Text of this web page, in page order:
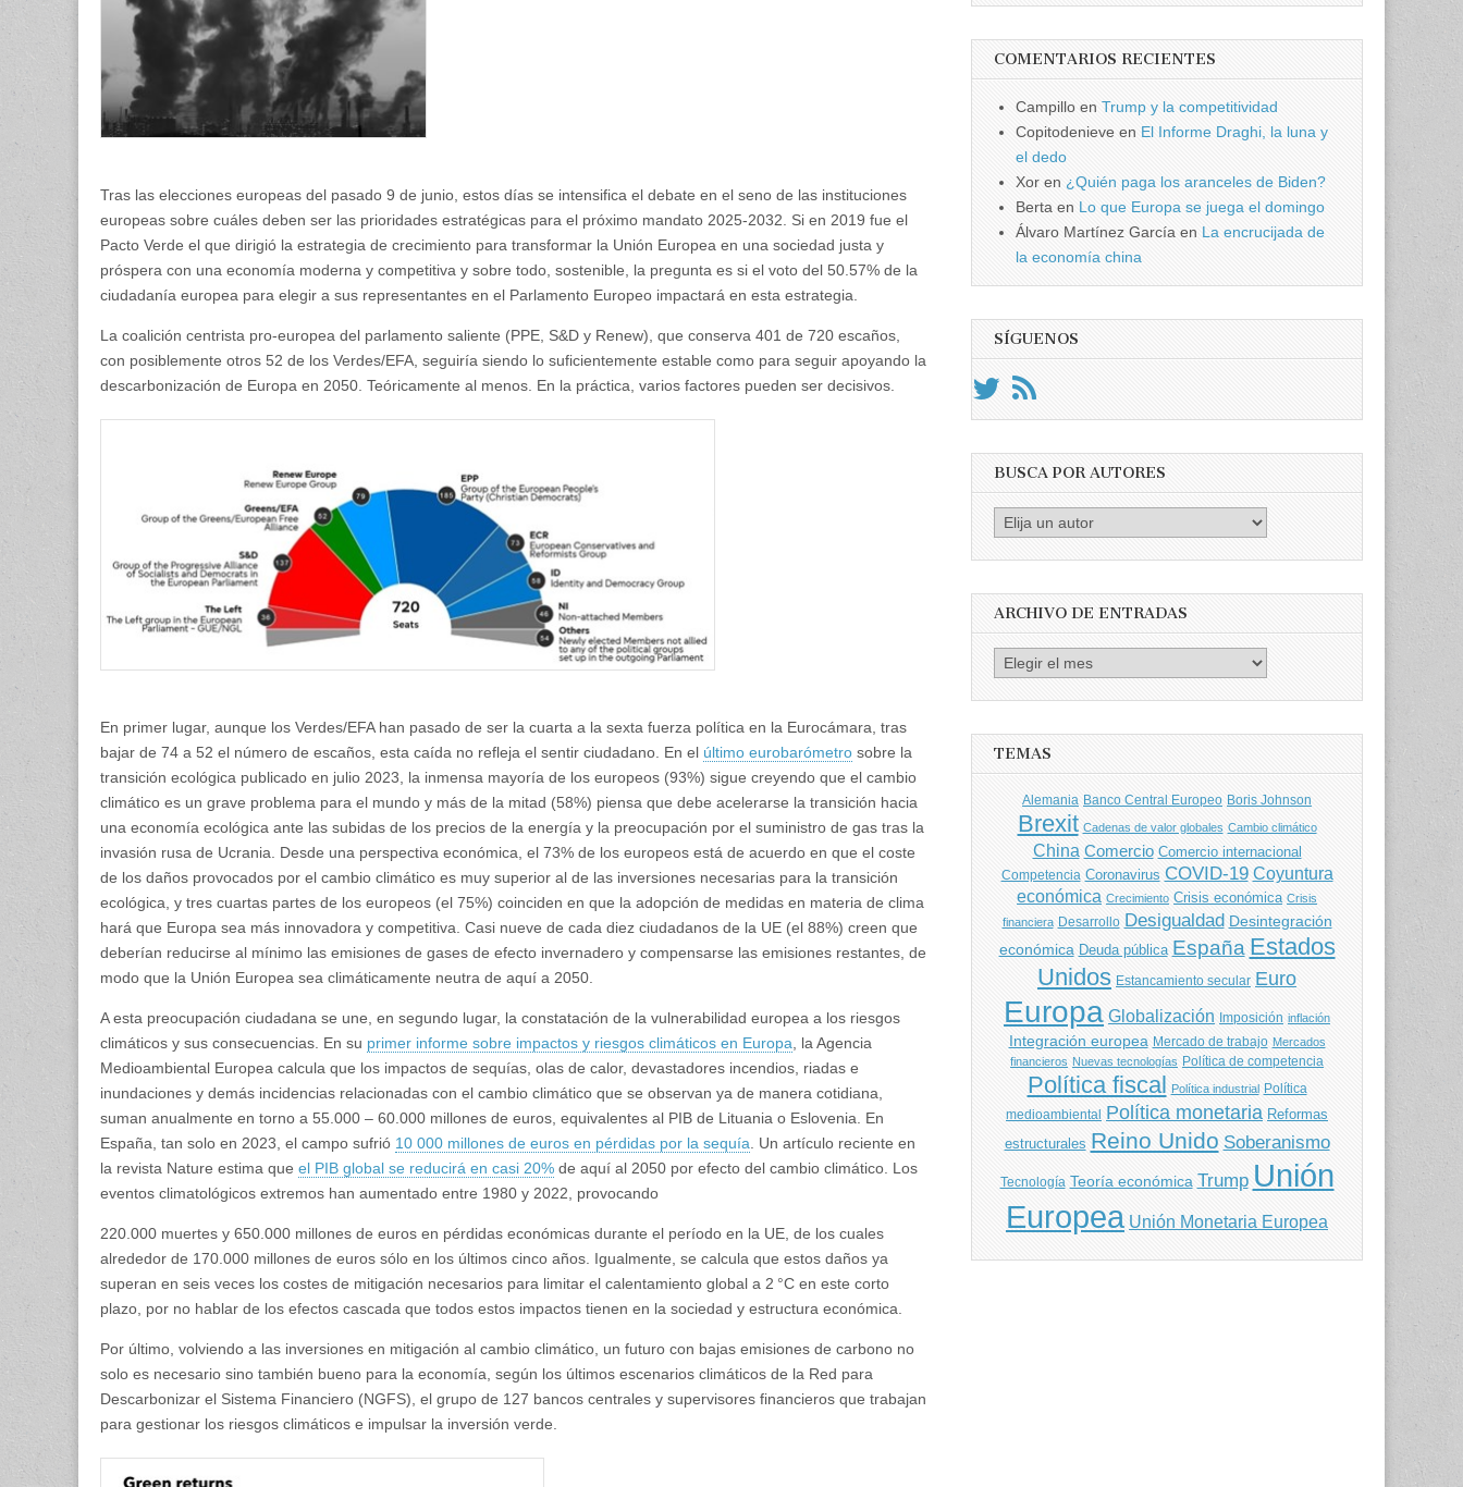
Tras las elecciones europeas del pasado 9 de junio, estos días se intensifica el debate en el seno de las instituciones
europeas sobre cuáles deben ser las prioridades estratégicas para el próximo mandato 2025-2032. Si en 2019 fue el
Pacto Verde el que dirigió la estrategia de crecimiento para transformar la Unión Europea en una sociedad justa y
próspera con una economía moderna y competitiva y sobre todo, sostenible, la pregunta es si el voto del 50.57% de la
ciudadanía europea para elegir a sus representantes en el Parlamento Europeo impactará en esta estrategia.
La coalición centrista pro-europea del parlamento saliente (PPE, S&D y Renew), que conserva 401 de 720 escaños,
con posiblemente otros 52 de los Verdes/EFA, seguiría siendo lo suficientemente estable como para seguir apoyando la
descarbonización de Europa en 2050. Teóricamente al menos. En la práctica, varios factores pueden ser decisivos.
En primer lugar, aunque los Verdes/EFA han pasado de ser la cuarta a la sexta fuerza política en la Eurocámara, tras
bajar de 74 a 52 el número de escaños, esta caída no refleja el sentir ciudadano. En el último eurobarómetro sobre la
transición ecológica publicado en julio 2023, la inmensa mayoría de los europeos (93%) sigue creyendo que el cambio
climático es un grave problema para el mundo y más de la mitad (58%) piensa que debe acelerarse la transición hacia
una economía ecológica ante las subidas de los precios de la energía y la preocupación por el suministro de gas tras la
invasión rusa de Ucrania. Desde una perspectiva económica, el 73% de los europeos está de acuerdo en que el coste
de los daños provocados por el cambio climático es muy superior al de las inversiones necesarias para la transición
ecológica, y tres cuartas partes de los europeos (el 75%) coinciden en que la adopción de medidas en materia de clima
hará que Europa sea más innovadora y competitiva. Casi nueve de cada diez ciudadanos de la UE (el 88%) creen que
deberían reducirse al mínimo las emisiones de gases de efecto invernadero y compensarse las emisiones restantes, de
modo que la Unión Europea sea climáticamente neutra de aquí a 2050.
A esta preocupación ciudadana se une, en segundo lugar, la constatación de la vulnerabilidad europea a los riesgos
climáticos y sus consecuencias. En su primer informe sobre impactos y riesgos climáticos en Europa , la Agencia
Medioambiental Europea calcula que los impactos de sequías, olas de calor, devastadores incendios, riadas e
inundaciones y demás incidencias relacionadas con el cambio climático que se observan ya de manera cotidiana,
suman anualmente en torno a 55.000 – 60.000 millones de euros, equivalentes al PIB de Lituania o Eslovenia. En
España, tan solo en 2023, el campo sufrió 10 000 millones de euros en pérdidas por la sequía . Un artículo reciente en
la revista Nature estima que el PIB global se reducirá en casi 20% de aquí al 2050 por efecto del cambio climático. Los
eventos climatológicos extremos han aumentado entre 1980 y 2022, provocando
220.000 muertes y 650.000 millones de euros en pérdidas económicas durante el período en la UE, de los cuales
alrededor de 170.000 millones de euros sólo en los últimos cinco años. Igualmente, se calcula que estos daños ya
superan en seis veces los costes de mitigación necesarios para limitar el calentamiento global a 2 °C en este corto
plazo, por no hablar de los efectos cascada que todos estos impactos tienen en la sociedad y estructura económica.
Por último, volviendo a las inversiones en mitigación al cambio climático, un futuro con bajas emisiones de carbono no
solo es necesario sino también bueno para la economía, según los últimos escenarios climáticos de la Red para
Descarbonizar el Sistema Financiero (NGFS), el grupo de 127 bancos centrales y supervisores financieros que trabajan
para gestionar los riesgos climáticos e impulsar la inversión verde.
COMENTARIOS RECIENTES
Campillo enTrump y la competitividad
Copitodenieve en El Informe Draghi, la luna y
el dedo
Xor en ¿Quién paga los aranceles de Biden?
Berta en Lo que Europa se juega el domingo
Álvaro Martínez García en La encrucijada de
la economía china
SÍGUENOS
BUSCA POR AUTORES
Busca
por
ARCHIVO DE ENTRADAS
Archivo
TEMAS
Alemania Banco Central Europeo Boris Johnson
Brexit Cadenas de valor globales Cambio climático
China Comercio Comercio internacional
Competencia Coronavirus COVID-19 Coyuntura
económica Crecimiento Crisis económica Crisis
financiera Desarrollo Desigualdad Desintegración
económica Deuda pública España Estados
Unidos Estancamiento secular Euro
Europa Globalización Imposición inflación
Integración europea Mercado de trabajo Mercados
financieros Nuevas tecnologías Política de competencia
Política fiscal Política industrial Política
medioambiental Política monetaria Reformas
estructurales Reino Unido Soberanismo
Tecnología Teoría económica Trump Unión
Europea Unión Monetaria Europea